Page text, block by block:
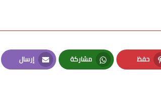
حفظ
Pinterest
مشاركة
Whatsapp
إرسال
Email